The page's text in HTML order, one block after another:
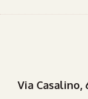
Via Casalino,